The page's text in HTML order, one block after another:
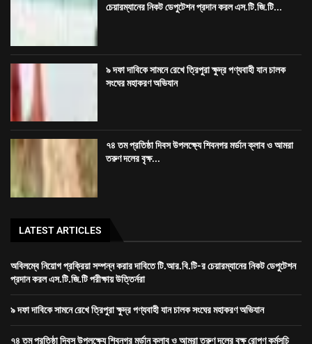
তরুণ দলের বৃক্ষ...
LATEST ARTICLES
অবিলম্বে নিয়োগ প্রক্রিয়া সম্পন্ন করার দাবিতে টি.আর.বি.টি-র চেয়ারম্যানের নিকট ডেপুটেশন
৯ দফা দাবিকে সামনে রেখে ত্রিপুরা ক্ষুদ্র পণ্যবাহী যান চালক সংঘের মহাকরণ অভিযান
৭৪ তম প্রতিষ্ঠা দিবস উপলক্ষ্যে শিবনগর মর্ডান ক্লাব ও আমরা তরুণ দলের বৃক্ষ রোপণ কর্মসূচি
Dev-GORILLA TECH SOLUTION
হোম ত্রিপুরা জেলা খেলা দেশ বিদেশ
বিনোদন
স্বাস্থ্য
ভিডিও আর্টিকেল About connect Bengali